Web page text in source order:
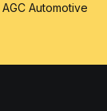
Automotive